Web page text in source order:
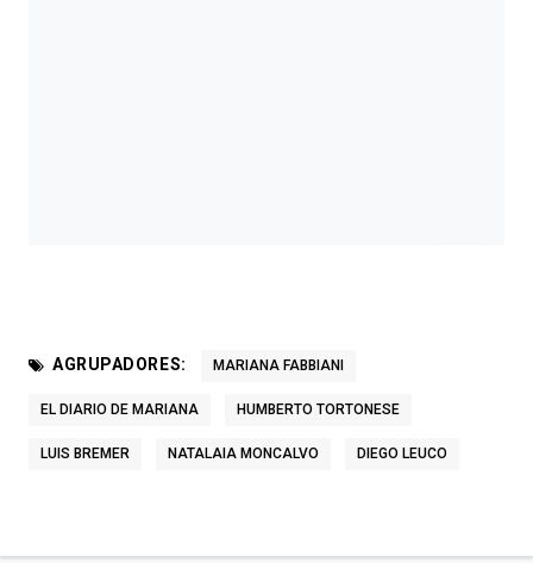
AGRUPADORES: MARIANA FABBIANI
EL DIARIO DE MARIANA HUMBERTO TORTONESE
LUIS BREMER NATALAIA MONCALVO DIEGO LEUCO